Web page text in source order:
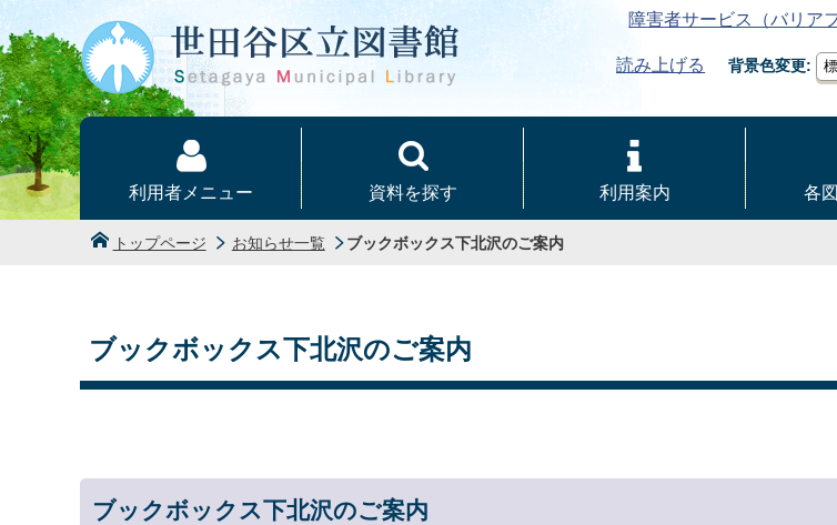
本文へ
障害者サービス（バリア
読み上げる 背景色変更
利用者メニュー 資料を探す 利用案内 各
トップページ お知らせ一覧 ブックボックス下北沢のご案内
ブックボックス下北沢のご案内
ブックボックス下北沢のご案内